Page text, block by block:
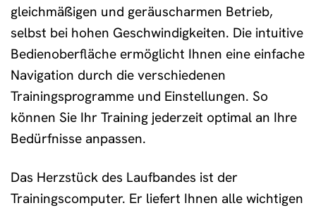
gleichmäßigen und geräuscharmen Betrieb,
selbst bei hohen Geschwindigkeiten. Die intuitive
Bedienoberfläche ermöglicht Ihnen eine einfache
Navigation durch die verschiedenen
Trainingsprogramme und Einstellungen. So
können Sie Ihr Training jederzeit optimal an Ihre
Bedürfnisse anpassen.
Das Herzstück des Laufbandes ist der
Trainingscomputer. Er liefert Ihnen alle wichtigen